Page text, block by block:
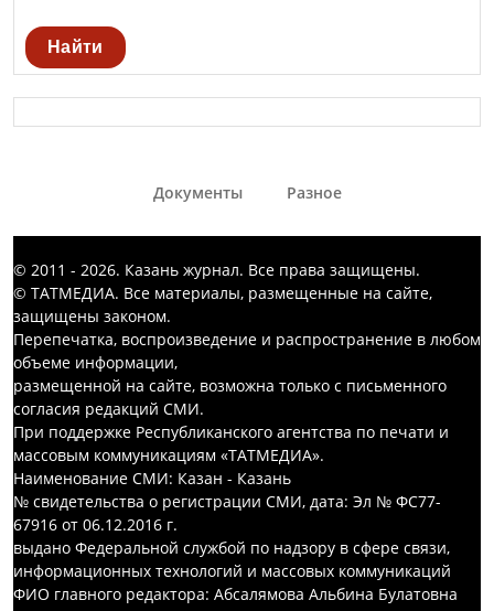
Найти
Документы Разное
© 2011 - 2026. Казань журнал. Все права защищены.
© ТАТМЕДИА. Все материалы, размещенные на сайте,
защищены законом.
Перепечатка, воспроизведение и распространение в любом
объеме информации,
размещенной на сайте, возможна только с письменного
согласия редакций СМИ.
При поддержке Республиканского агентства по печати и
массовым коммуникациям «ТАТМЕДИА».
Наименование СМИ: Казан - Казань
№ свидетельства о регистрации СМИ, дата: Эл № ФС77-
67916 от 06.12.2016 г.
выдано Федеральной службой по надзору в сфере связи,
информационных технологий и массовых коммуникаций
ФИО главного редактора: Абсалямова Альбина Булатовна